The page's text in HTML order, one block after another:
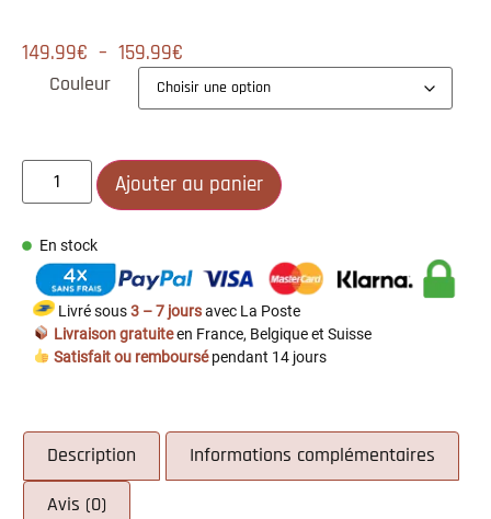
149.99€ – 159.99€
Couleur
Ajouter au panier
En stock
Livré sous3 – 7 joursavec La Poste
Livraison gratuiteen France, Belgique et Suisse
Satisfait ou remboursépendant 14 jours
Description Informations complémentaires
Avis (0)